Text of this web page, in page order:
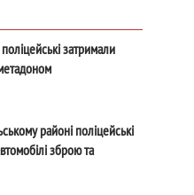
затримали
районі поліцейські
зброю та